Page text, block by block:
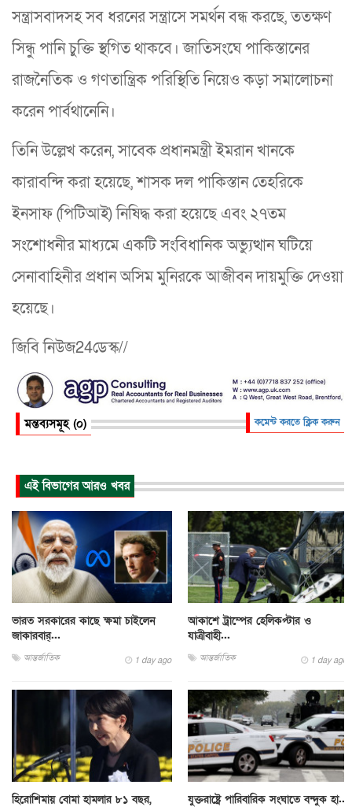
সন্ত্রাসবাদসহ সব ধরনের সন্ত্রাসে সমর্থন বন্ধ করছে, ততক্ষণ
সিন্ধু পানি চুক্তি স্থগিত থাকবে। জাতিসংঘে পাকিস্তানের
রাজনৈতিক ও গণতান্ত্রিক পরিস্থিতি নিয়েও কড়া সমালোচনা
করেন পার্বথানেনি।
তিনি উল্লেখ করেন, সাবেক প্রধানমন্ত্রী ইমরান খানকে
কারাবন্দি করা হয়েছে, শাসক দল পাকিস্তান তেহরিকে
ইনসাফ (পিটিআই) নিষিদ্ধ করা হয়েছে এবং ২৭তম
সংশোধনীর মাধ্যমে একটি সংবিধানিক অভ্যুত্থান ঘটিয়ে
সেনাবাহিনীর প্রধান অসিম মুনিরকে আজীবন দায়মুক্তি দেওয়া
হয়েছে।
জিবি নিউজ24ডেস্ক//
মন্তব্যসমূহ (০) কমেন্ট করতে ক্লিক করুন
এই বিভাগের আরও খবর
ভারত সরকারের কাছে ক্ষমা চাইলেন
জাকারবার্...
আন্তর্জাতিক 1 day ago
আকাশে ট্রাম্পের হেলিকপ্টার ও
যাত্রীবাহী...
আন্তর্জাতিক 1 day ago
হিরোশিমায় বোমা হামলার ৮১ বছর, যুক্তরাষ্ট্রে পারিবারিক সংঘাতে বন্দুক হা...